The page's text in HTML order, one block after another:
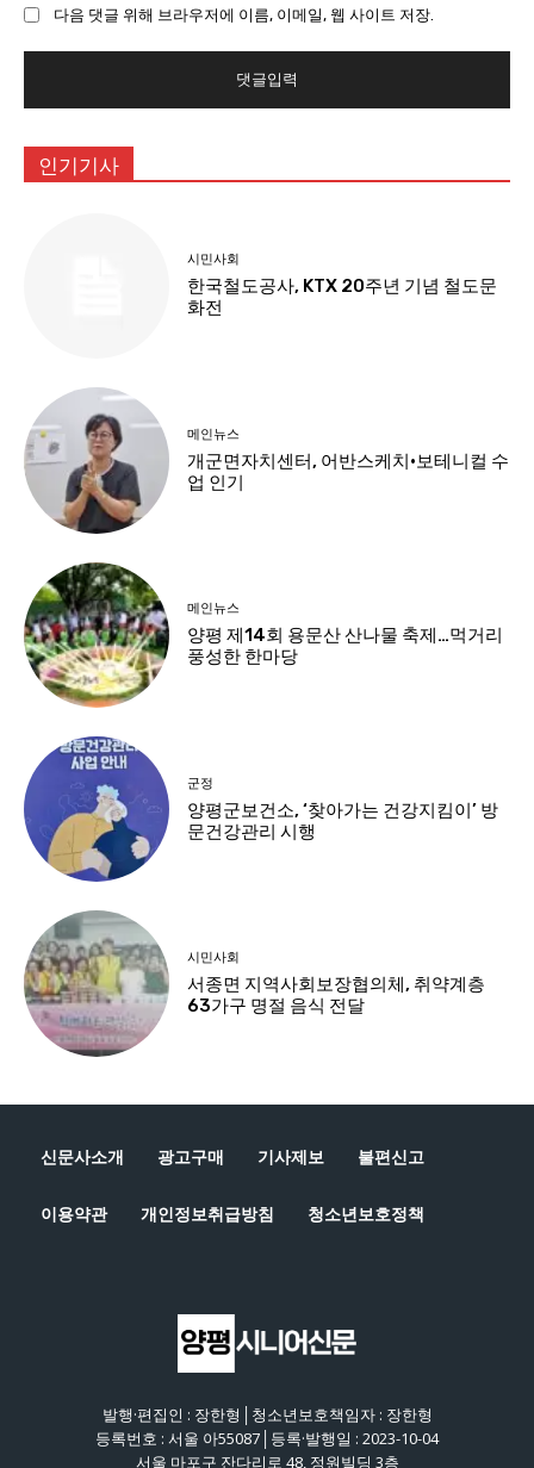
신문사소개 광고구매 기사제보 불편신고
이용약관 개인정보취급방침 청소년보호정책
발행·편집인 : 장한형│청소년보호책임자 : 장한형
등록번호 : 서울 아55087│등록·발행일 : 2023-10-04
서울 마포구 잔다리로 48, 정원빌딩 3층